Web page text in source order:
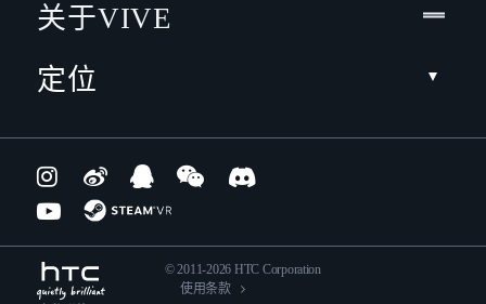
关于VIVE
定位
© 2011-2026 HTC Corporation
使用条款